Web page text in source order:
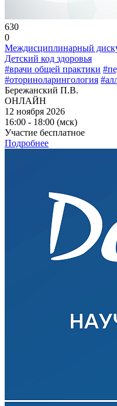
630
0
Междисциплинарный
Детский код здоровья
#врачи общей практики
#оториноларингология
Бережанский П.В.
ОНЛАЙН
12 ноября 2026
16:00 - 18:00 (мск)
Участие бесплатное
Подробнее